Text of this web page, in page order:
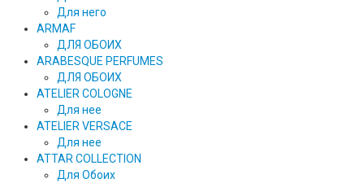
Для него
ARMAF
ДЛЯ ОБОИХ
ARABESQUE PERFUMES
ДЛЯ ОБОИХ
ATELIER COLOGNE
Для нее
ATELIER VERSACE
Для нее
ATTAR COLLECTION
Для Обоих